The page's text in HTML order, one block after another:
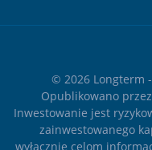
© 2026 Longterm
Opublikowano przez
Inwestowanie jest
zainwestowanego
wyłącznie celom